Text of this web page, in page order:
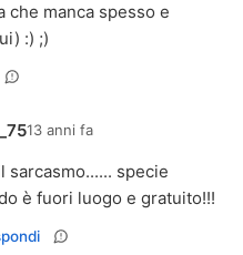
che manca spesso e
:) ;)
13 anni fa
sarcasmo...... specie
è fuori luogo e gratuito!!!